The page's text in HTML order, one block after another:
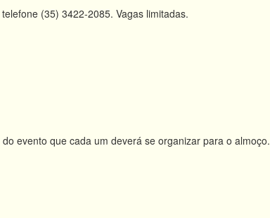
(35) 3422-2085. Vagas limitadas.
evento que cada um deverá se organizar para o almoço.